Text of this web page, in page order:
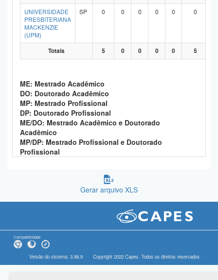
UNIVERSIDADE
PRESBITERIANA
MACKENZIE
(UPM)
SP 0 0 0 0 0 0
Totais 5 0 0 0 0 5
ME: Mestrado Acadêmico
DO: Doutorado Acadêmico
MP: Mestrado Profissional
DP: Doutorado Profissional
ME/DO: Mestrado Acadêmico e Doutorado
Acadêmico
MP/DP: Mestrado Profissional e Doutorado
Profissional
Gerar arquivo XLS
Compatibilidade
Versão do sistema: 3.88.9 Copyright 2022 Capes. Todos os direitos reservados.